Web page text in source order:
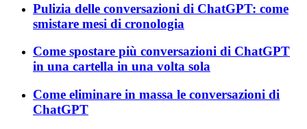
Pulizia delle conversazioni di ChatGPT: come
smistare mesi di cronologia
Come spostare più conversazioni di ChatGPT
in una cartella in una volta sola
Come eliminare in massa le conversazioni di
ChatGPT